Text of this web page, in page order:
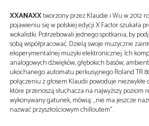
XXANAXXtworzony przez Klaudie i Wu w 2012
pojawieniu się w polskiej edycji X Factor szukała
wokalistki. Potrzebowali jednego spotkania, by
sobą współpracować. Dzielą swoje muzyczne
eksperymentalnej muzyki elektronicznej. Ich
analogowych dźwięków, głębokich basów,
ukochanego automatu perkusyjnego Roland TR
połączeniu z głosem Klaudii powoduje
które przenoszą słuchacza na najwyższy poziom
wykonywany gatunek, mówią: „nie ma jeszcze
nazwać przyszłościowym chilloutem”.